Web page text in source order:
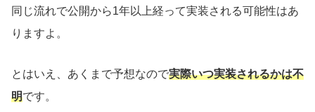
同じ流れで公開から1年以上経って実装される可能性はあ
りますよ。
とはいえ、あくまで予想なので実際いつ実装されるかは不
明です。